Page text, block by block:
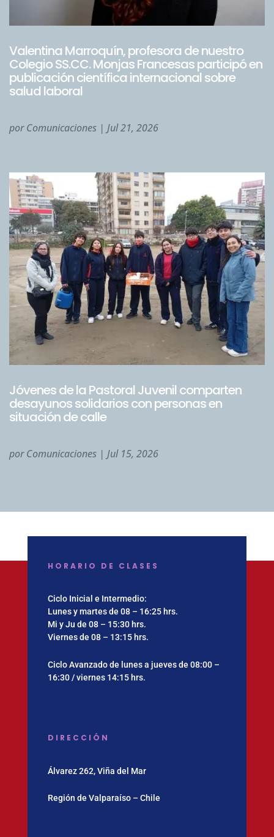
Valentina Marroquín, profesora de nuestro
Colegio SS.CC. Monjas Francesas participó en
publicación científica internacional sobre
salud laboral
porComunicaciones | Jul 21, 2026
Jóvenes de la Pastoral Juvenil comparten
desayunos solidarios con personas en
situación de calle
porComunicaciones | Jul 15, 2026
HORARIO DE CLASES
Ciclo Inicial e Intermedio:
Lunes y martes de 08 – 16:25 hrs.
Mi y Ju de 08 – 15:30 hrs.
Viernes de 08 – 13:15 hrs.
Ciclo Avanzado de lunes a jueves de 08:00 –
16:30 / viernes 14:15 hrs.
DIRECCIÓN
Álvarez 262, Viña del Mar
Región de Valparaíso – Chile